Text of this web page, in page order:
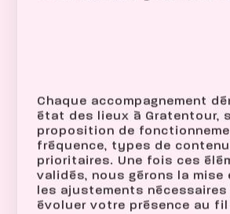
Chaque accompagnement
état des lieux à Gratentour,
proposition de
fréquence, types de
prioritaires. Une fois ces
validés, nous gérons la
les ajustements
évoluer votre présence au fil